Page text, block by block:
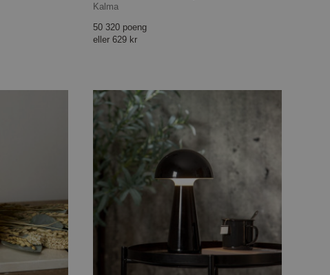
Kalma
50 320 poeng
eller 629 kr